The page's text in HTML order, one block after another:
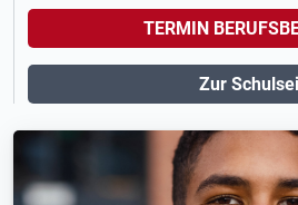
TERMIN
Zur